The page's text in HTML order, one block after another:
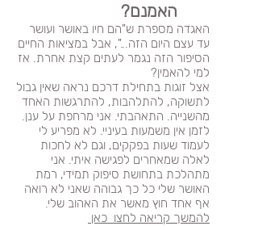
האמנם?
האגדה מספרת ש"הם חיו באושר ועושר
עד עצם היום הזה...", אבל במציאות החיים
הסיפור הזה נגמר לעתים קצת אחרת. אז
למי להאמין?
אצל זוגות בתחילת דרכם נראה שאין גבול
לתשוקה, להתלהבות, להתרגשות האחד
מהשנייה. התאהבתי. אני מרחפת על ענן.
לזמן אין משמעות בעיניי. לא מפריע לי
לעמוד שעות בפקקים, וגם לא לחכות
לאלה שמאחרים לפגישה איתי. אני
מתהלכת בתחושת סיפוק תמידי, רמת
האושר שלי כל כך גבוהה שאני לא רואה
אף אחד חוץ מאשר את האהוב שלי.
להמשך קריאה לחצו כאן